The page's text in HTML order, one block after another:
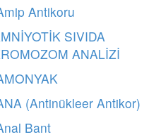
Antikoru
SIVIDA
ANALİZİ
(Antinükleer Antikor)
Bant